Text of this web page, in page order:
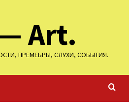
Art.
ПРЕМЕЬРЫ, СЛУХИ, СОБЫТИЯ.